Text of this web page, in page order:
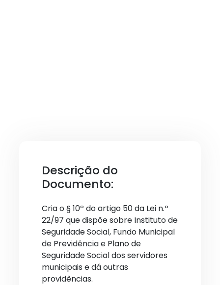
Descrição do
Documento:
Cria o § 10º do artigo 50 da Lei n.º
22/97 que dispõe sobre Instituto de
Seguridade Social, Fundo Municipal
de Previdência e Plano de
Seguridade Social dos servidores
municipais e dá outras
providências.